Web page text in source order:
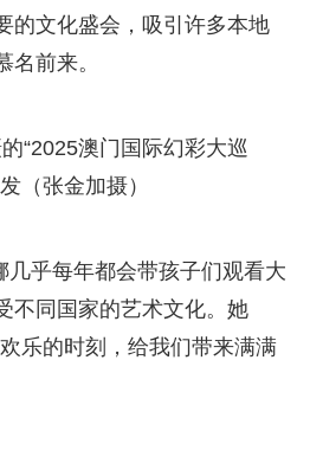
的文化盛会，吸引许多本地
名前来。
澳门国际幻彩大巡
（张金加摄）
乎每年都会带孩子们观看大
不同国家的艺术文化。她
乐的时刻，给我们带来满满